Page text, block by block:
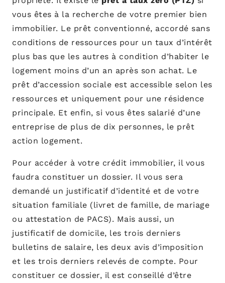
vous êtes à la recherche de votre premier bien
immobilier. Le prêt conventionné, accordé sans
conditions de ressources pour un taux d’intérêt
plus bas que les autres à condition d’habiter le
logement moins d’un an après son achat. Le
prêt d’accession sociale est accessible selon les
ressources et uniquement pour une résidence
principale. Et enfin, si vous êtes salarié d’une
entreprise de plus de dix personnes, le prêt
action logement.
Pour accéder à votre crédit immobilier, il vous
faudra constituer un dossier. Il vous sera
demandé un justificatif d’identité et de votre
situation familiale (livret de famille, de mariage
ou attestation de PACS). Mais aussi, un
justificatif de domicile, les trois derniers
bulletins de salaire, les deux avis d’imposition
et les trois derniers relevés de compte. Pour
constituer ce dossier, il est conseillé d’être